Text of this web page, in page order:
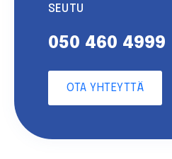
SEUTU
050 460 4999
OTA YHTEYTTÄ